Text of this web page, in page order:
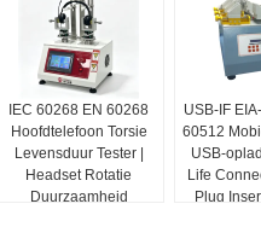
IEC 60268 EN 60268
Hoofdtelefoon Torsie
Levensduur Tester |
Headset Rotatie
Duurzaamheid
USB-IF
60512
USB-
Life
Plug